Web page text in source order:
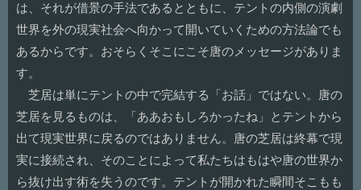
は、それが借景の手法であるとともに、テントの内側の演劇
世界を外の現実社会へ向かって開いていくための方法論でも
あるからです。おそらくそこにこそ唐のメッセージがありま
す。
芝居は単にテントの中で完結する「お話」ではない。唐の
芝居を見るものは、「ああおもしろかったね」とテントから
出て現実世界に戻るのではありません。唐の芝居は終幕で現
実に接続され、そのことによって私たちはもはや唐の世界か
ら抜け出す術を失うのです。テントが開かれた瞬間そこもも